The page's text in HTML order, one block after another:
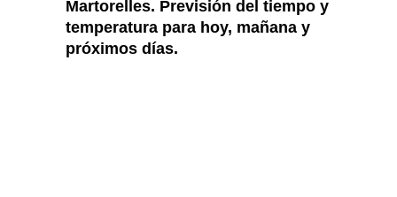
Martorelles. Previsión del tiempo y
temperatura para hoy, mañana y
próximos días.